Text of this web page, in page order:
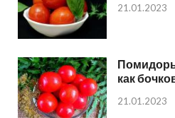
21.01.2023
как
21.01.2023